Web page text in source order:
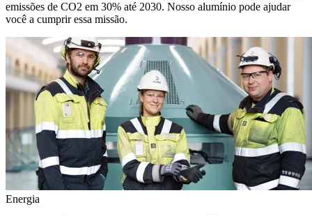
emissões de CO2 em 30% até 2030. Nosso alumínio pode ajudar
você a cumprir essa missão.
Energia